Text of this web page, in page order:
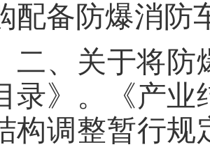
配备防爆消防
二、关于将防
录》。《产
构调整暂行规